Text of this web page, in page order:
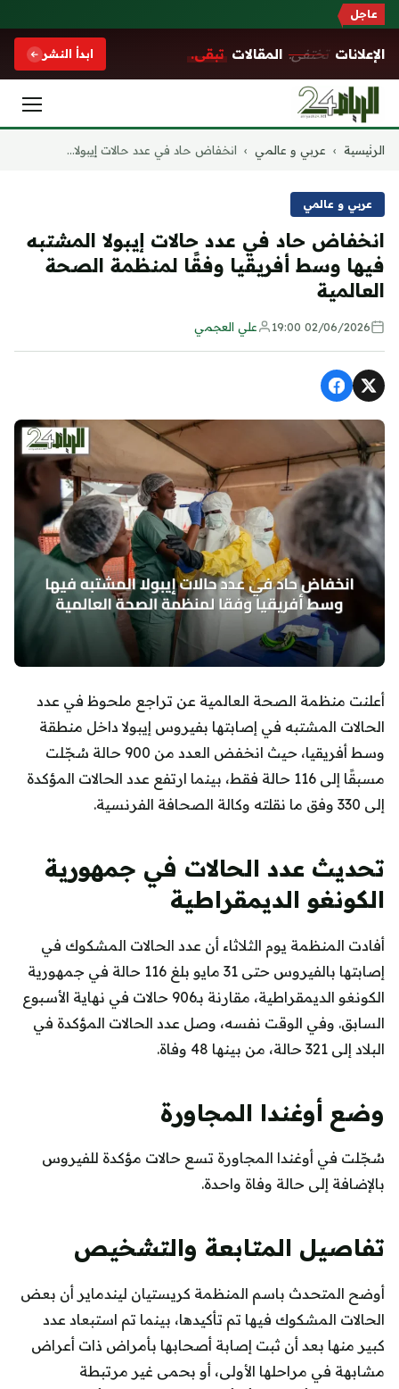
عاجل
الإعلانات تختفي. المقالات تبقى. ابدأ النشر
التجاوز
الرئيسية › عربي و عالمي › انخفاض حاد في عدد حالات إيبولا...
عربي و عالمي
انخفاض حاد في عدد حالات إيبولا المشتبه
فيها وسط أفريقيا وفقًا لمنظمة الصحة
العالمية
02/06/2026 19:00 علي العجمي
أعلنت منظمة الصحة العالمية عن تراجع ملحوظ في عدد
الحالات المشتبه في إصابتها بفيروس إيبولا داخل منطقة
وسط أفريقيا، حيث انخفض العدد من 900 حالة سُجّلت
مسبقًا إلى 116 حالة فقط، بينما ارتفع عدد الحالات المؤكدة
إلى 330 وفق ما نقلته وكالة الصحافة الفرنسية.
تحديث عدد الحالات في جمهورية
الكونغو الديمقراطية
أفادت المنظمة يوم الثلاثاء أن عدد الحالات المشكوك في
إصابتها بالفيروس حتى 31 مايو بلغ 116 حالة في جمهورية
الكونغو الديمقراطية، مقارنة بـ906 حالات في نهاية الأسبوع
السابق. وفي الوقت نفسه، وصل عدد الحالات المؤكدة في
البلاد إلى 321 حالة، من بينها 48 وفاة.
وضع أوغندا المجاورة
سُجّلت في أوغندا المجاورة تسع حالات مؤكدة للفيروس
بالإضافة إلى حالة وفاة واحدة.
تفاصيل المتابعة والتشخيص
أوضح المتحدث باسم المنظمة كريستيان ليندماير أن بعض
الحالات المشكوك فيها تم تأكيدها، بينما تم استبعاد عدد
كبير منها بعد أن ثبت إصابة أصحابها بأمراض ذات أعراض
مشابهة في مراحلها الأولى، أو بحمى غير مرتبطة